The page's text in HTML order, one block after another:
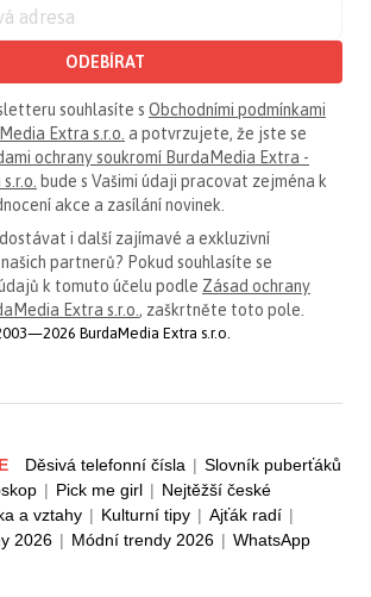
ODEBÍRAT
souhlasíte s Obchodními podmínkami
Extra s.r.o. a potvrzujete, že jste se
ochrany soukromí BurdaMedia Extra -
bude s Vašimi údaji pracovat zejména k
akce a zasílání novinek.
i další zajímavé a exkluzivní
partnerů? Pokud souhlasíte se
k tomuto účelu podle Zásad ochrany
Extra s.r.o., zaškrtněte toto pole.
BurdaMedia Extra s.r.o.
Děsivá telefonní čísla | Slovník puberťáků
| Pick me girl | Nejtěžší české
a vztahy | Kulturní tipy | Ajťák radí |
2026 | Módní trendy 2026 | WhatsApp